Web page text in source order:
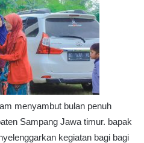
menyambut bulan penuh
Sampang Jawa timur. bapak
kegiatan bagi bagi